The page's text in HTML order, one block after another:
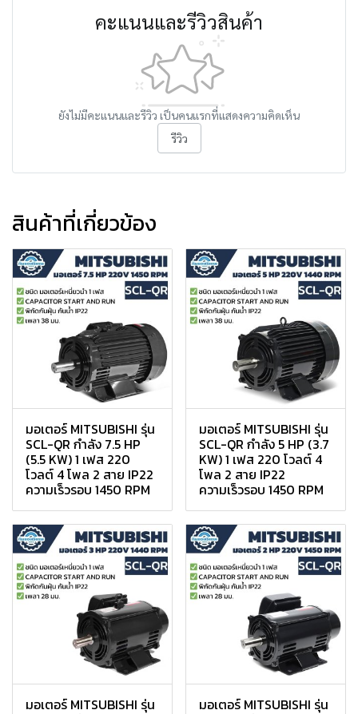
คะแนนและรีวิวสินค้า
ยังไม่มีคะแนนและรีวิว เป็นคนแรกที่แสดงความคิดเห็น
รีวิว
สินค้าที่เกี่ยวข้อง
มอเตอร์ MITSUBISHI รุ่น
SCL-QR กำลัง 7.5 HP
(5.5 KW) 1 เฟส 220
โวลต์ 4 โพล 2 สาย IP22
ความเร็วรอบ 1450 RPM
มอเตอร์ MITSUBISHI รุ่น
SCL-QR กำลัง 5 HP (3.7
KW) 1 เฟส 220 โวลต์ 4
โพล 2 สาย IP22
ความเร็วรอบ 1450 RPM
มอเตอร์ MITSUBISHI รุ่น มอเตอร์ MITSUBISHI รุ่น